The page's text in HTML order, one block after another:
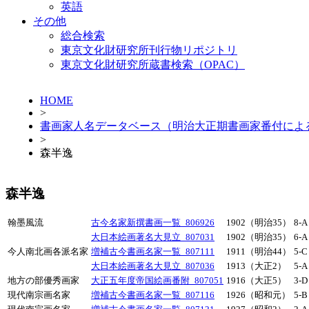
英語
その他
総合検索
東京文化財研究所刊行物リポジトリ
東京文化財研究所蔵書検索（OPAC）
HOME
>
書画家人名データベース（明治大正期書画家番付によ
>
森半逸
森半逸
翰墨風流 古今名家新撰書画一覧_806926 1902（明治35）
8-A
大日本絵画著名大見立_807031
1902（明治35）
6-A
今人南北画各派名家 増補古今書画名家一覧_807111 1911（明治44）
5-C
大日本絵画著名大見立_807036
1913（大正2）
5-A
地方の部優秀画家
大正五年度帝国絵画番附_807051 1916（大正5）
3-D
現代南宗画名家
増補古今書画名家一覧_807116 1926（昭和元）
5-B